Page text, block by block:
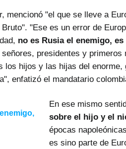
mencionó "el que se lleve a
"Ese es un error de
no es Rusia el enemigo,
presidentes y
los hijos y las hijas del
enfatizó el mandatario
En ese mismo
sobre el hijo y el
épocas
es sino parte de